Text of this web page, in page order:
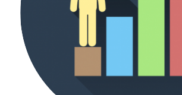
פרסום ושיווק בפייסבוק